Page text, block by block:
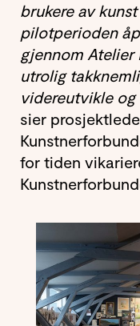
brukere av
pilotperioden
gjennom Atelier
utrolig
videreutvikle
sier
for tiden